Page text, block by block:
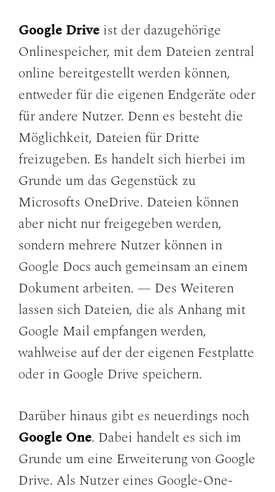
Google Drive ist der dazugehörige
Onlinespeicher, mit dem Dateien zentral
online bereitgestellt werden können,
entweder für die eigenen Endgeräte oder
für andere Nutzer. Denn es besteht die
Möglichkeit, Dateien für Dritte
freizugeben. Es handelt sich hierbei im
Grunde um das Gegenstück zu
Microsofts OneDrive. Dateien können
aber nicht nur freigegeben werden,
sondern mehrere Nutzer können in
Google Docs auch gemeinsam an einem
Dokument arbeiten. — Des Weiteren
lassen sich Dateien, die als Anhang mit
Google Mail empfangen werden,
wahlweise auf der der eigenen Festplatte
oder in Google Drive speichern.
Darüber hinaus gibt es neuerdings noch
Google One. Dabei handelt es sich im
Grunde um eine Erweiterung von Google
Drive. Als Nutzer eines Google-One-